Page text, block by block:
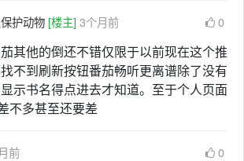
护动物 [楼主] 3个月前 0
其他的倒还不错仅限于以前现在这个推
不到刷新按钮番茄畅听更离谱除了没有
示书名得点进去才知道。至于个人页面
不多甚至还要差
前 0